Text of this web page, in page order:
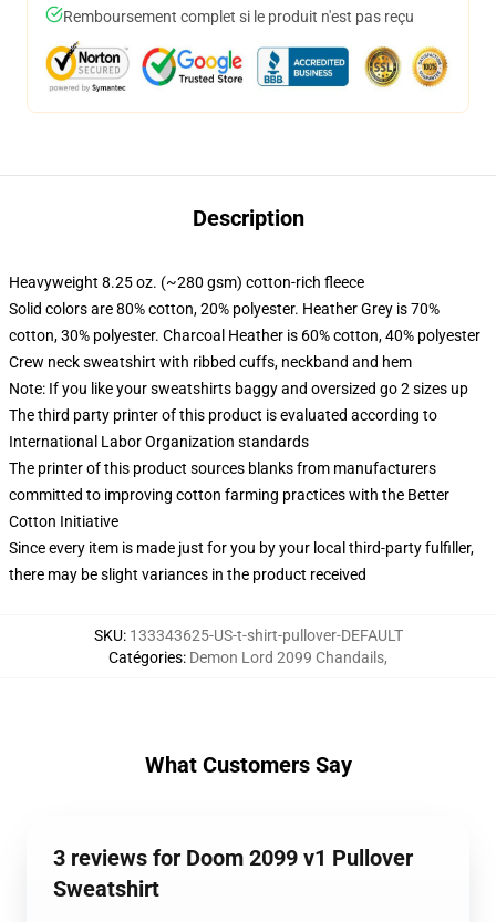
Remboursement complet si le produit n'est pas reçu
Description
Heavyweight 8.25 oz. (~280 gsm) cotton-rich fleece
Solid colors are 80% cotton, 20% polyester. Heather Grey is 70%
cotton, 30% polyester. Charcoal Heather is 60% cotton, 40% polyester
Crew neck sweatshirt with ribbed cuffs, neckband and hem
Note: If you like your sweatshirts baggy and oversized go 2 sizes up
The third party printer of this product is evaluated according to
International Labor Organization standards
The printer of this product sources blanks from manufacturers
committed to improving cotton farming practices with the Better
Cotton Initiative
Since every item is made just for you by your local third-party fulfiller,
there may be slight variances in the product received
SKU: 133343625-US-t-shirt-pullover-DEFAULT
Catégories: Demon Lord 2099 Chandails,
What Customers Say
3 reviews for Doom 2099 v1 Pullover
Sweatshirt